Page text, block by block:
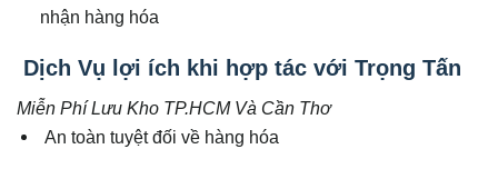
nhận hàng hóa
Dịch Vụ lợi ích khi hợp tác với Trọng Tấn
Miễn Phí Lưu Kho TP.HCM Và Cần Thơ
An toàn tuyệt đối về hàng hóa